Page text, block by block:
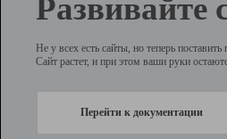
Развивайте
Не у всех есть сайты, но теперь
Сайт растет, и при этом ваши руки
Перейти к документации